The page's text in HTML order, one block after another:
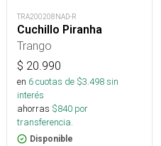
TRA200208NAD-R
Cuchillo Piranha
Trango
$ 20.990
en 6cuotas de $3.498sin
interés
ahorras $840 por
transferencia.
Disponible